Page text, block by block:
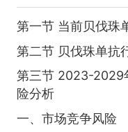
第一节 当前贝伐珠
第二节 贝伐珠单抗
第三节 2023-2029
险分析
一、市场竞争风险